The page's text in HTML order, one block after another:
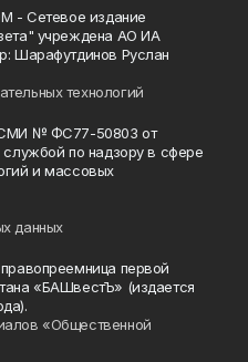
- Сетевое издание
учреждена АО ИА
Шарафутдинов Руслан
технологий
СМИ № ФС77-50803 от
службой по надзору в сфере
и массовых
данных
первой
«БАШвестЪ» (издается
«Общественной